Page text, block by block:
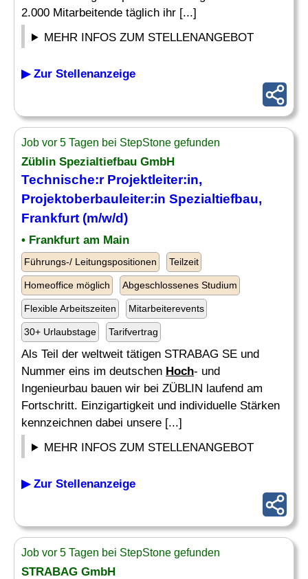
2.000 Mitarbeitende täglich ihr [...]
MEHR INFOS ZUM STELLENANGEBOT
▶ Zur Stellenanzeige
Job vor 5 Tagen bei StepStone gefunden
Züblin Spezialtiefbau GmbH
Technische:r Projektleiter:in,
Projektoberbauleiter:in Spezialtiefbau,
Frankfurt (m/w/d)
• Frankfurt am Main
Führungs-/ Leitungspositionen Teilzeit
Homeoffice möglich Abgeschlossenes Studium
Flexible Arbeitszeiten Mitarbeiterevents
30+ Urlaubstage Tarifvertrag
Als Teil der weltweit tätigen STRABAG SE und
Nummer eins im deutschen Hoch- und
Ingenieurbau bauen wir bei ZÜBLIN laufend am
Fortschritt. Einzigartigkeit und individuelle Stärken
kennzeichnen dabei unsere [...]
MEHR INFOS ZUM STELLENANGEBOT
▶ Zur Stellenanzeige
Job vor 5 Tagen bei StepStone gefunden
STRABAG GmbH